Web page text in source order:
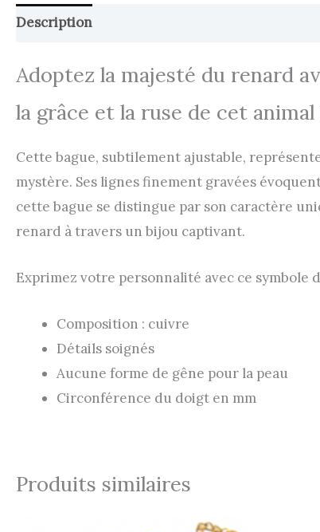
Description
Adoptez la majesté du renard
la grâce et la ruse de cet
Cette bague, subtilement ajustable,
mystère. Ses lignes finement gravées
cette bague se distingue par son caractère
renard à travers un bijou captivant.
Exprimez votre personnalité avec ce
Composition : cuivre
Détails soignés
Aucune forme de gêne pour la peau
Circonférence du doigt en mm
Produits similaires